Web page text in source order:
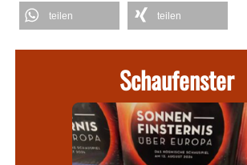
teilen teilen
Schaufenster